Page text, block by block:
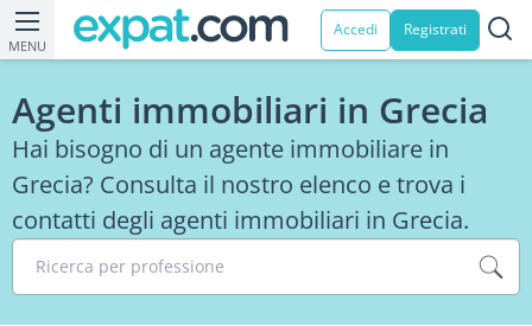
MENU
Accedi Registrati
Agenti immobiliari in Grecia
Hai bisogno di un agente immobiliare in
Grecia? Consulta il nostro elenco e trova i
contatti degli agenti immobiliari in Grecia.
Ricerca per professione